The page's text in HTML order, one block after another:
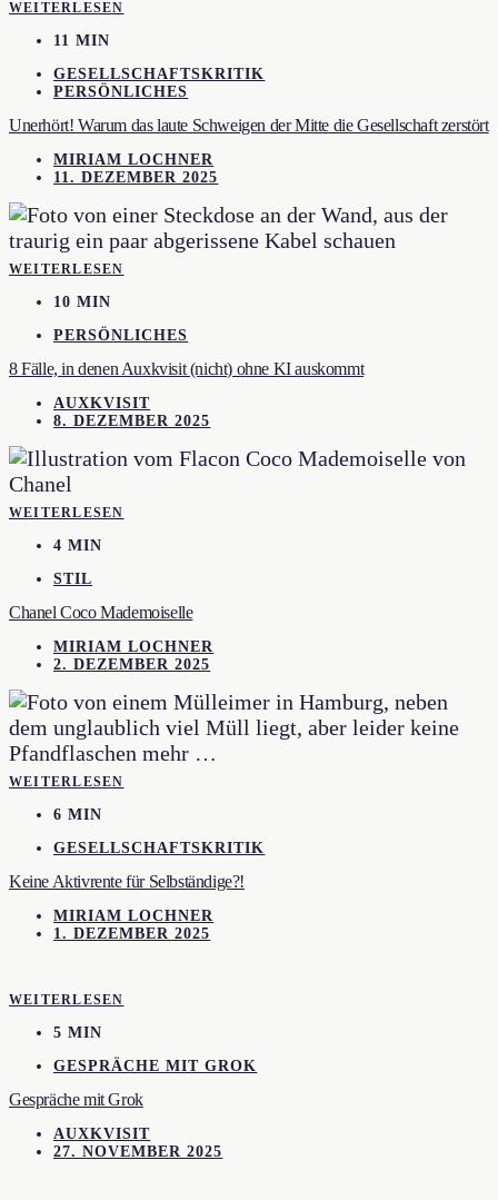
WEITERLESEN
11 MIN
GESELLSCHAFTSKRITIK
PERSÖNLICHES
Unerhört! Warum das laute Schweigen der Mitte die Gesellschaft zerstört
MIRIAM LOCHNER
11. DEZEMBER 2025
WEITERLESEN
10 MIN
PERSÖNLICHES
8 Fälle, in denen Auxkvisit (nicht) ohne KI auskommt
AUXKVISIT
8. DEZEMBER 2025
WEITERLESEN
4 MIN
STIL
Chanel Coco Mademoiselle
MIRIAM LOCHNER
2. DEZEMBER 2025
WEITERLESEN
6 MIN
GESELLSCHAFTSKRITIK
Keine Aktivrente für Selbständige?!
MIRIAM LOCHNER
1. DEZEMBER 2025
WEITERLESEN
5 MIN
GESPRÄCHE MIT GROK
Gespräche mit Grok
AUXKVISIT
27. NOVEMBER 2025